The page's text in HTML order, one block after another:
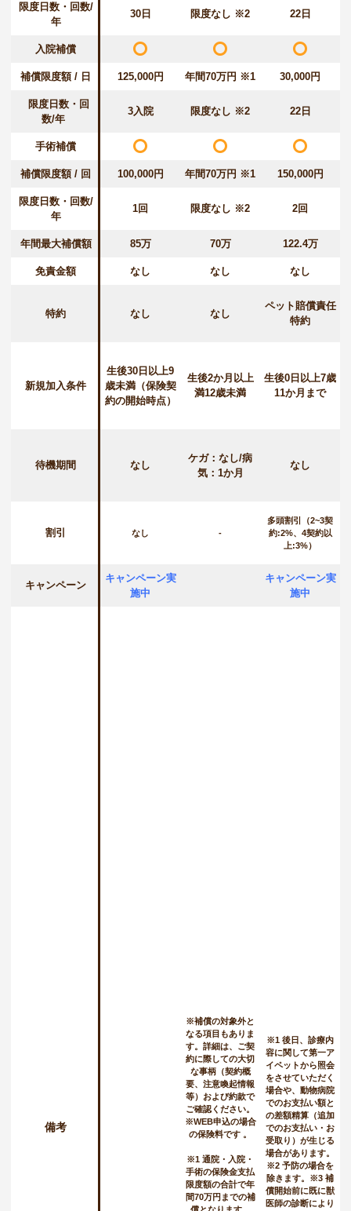
限度日数・回数/
年
30日 限度なし ※2 22日
入院補償
補償限度額 / 日 125,000円 年間70万円 ※1 30,000円
限度日数・回
数/年
3入院 限度なし ※2 22日
手術補償
補償限度額 / 回 100,000円 年間70万円 ※1 150,000円
限度日数・回数/
年
1回 限度なし ※2 2回
年間最大補償額 85万 70万 122.4万
免責金額 なし なし なし
特約 なし なし
ペット賠償責任
特約
新規加入条件
生後30日以上9
歳未満（保険契
約の開始時点）
生後2か月以上
満12歳未満
生後0日以上7歳
11か月まで
待機期間 なし
ケガ：なし/病
気：1か月
なし
割引 なし -
多頭割引（2~3契
約:2%、4契約以
上:3%）
キャンペーン
キャンペーン実
施中
キャンペーン実
施中
備考
※補償の対象外と
なる項目もありま
す。詳細は、ご契
約に際しての大切
な事柄（契約概
要、注意喚起情報
等）および約款で
ご確認ください。
※WEB申込の場合
の保険料です 。
※1 通院・入院・
手術の保険金支払
限度額の合計で年
間70万円までの補
※1 後日、診療内
容に関して第一ア
イペットから照会
をさせていただく
場合や、動物病院
でのお支払い額と
の差額精算（追加
でのお支払い・お
受取り）が生じる
場合があります。
※2 予防の場合を
除きます。※3 補
償開始前に既に獣
医師の診断により